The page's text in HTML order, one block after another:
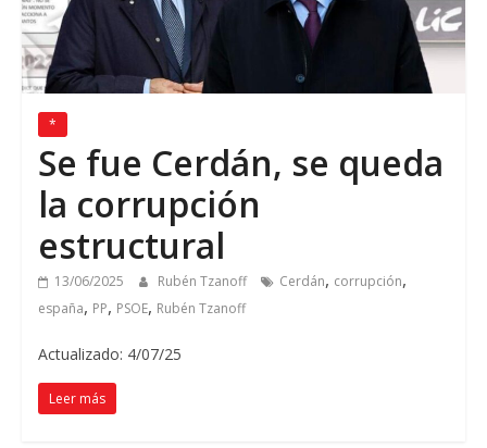
*
Se fue Cerdán, se queda
la corrupción
estructural
13/06/2025 Rubén Tzanoff Cerdán, corrupción,
españa, PP, PSOE, Rubén Tzanoff
Actualizado: 4/07/25
Leer más